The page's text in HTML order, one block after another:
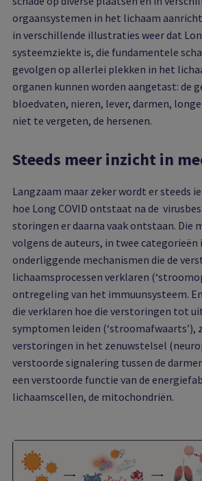
orgaansystemen in het lichaam
in verschillende illustraties weer dat
systeemziekte is, die fundamentele
gevolgen op allerlei plekken in het
organen kunnen worden aangetast: de
bloedvaten, nieren, lever, darmen,
niet te vergeten, de hersenen.
Steeds meer inzicht in
Langzaam maar zeker wordt er steeds
hoe Long COVID ontstaat na de
storingen er daarna vaak ontstaan. Die
volgens de auteurs, in twee categorieën
onderliggende mechanismen die de
lichaamsprocessen verklaren
ontregeling van het immuunsysteem.
die verklaren hoe die verstoringen tot
symptomen leiden (‘stroomafwaarts’),
verstoringen in het zenuwstelsel
verstoorde signalering tussen de
een verstoorde functie van de
lichaamscellen, de mitochondriën.